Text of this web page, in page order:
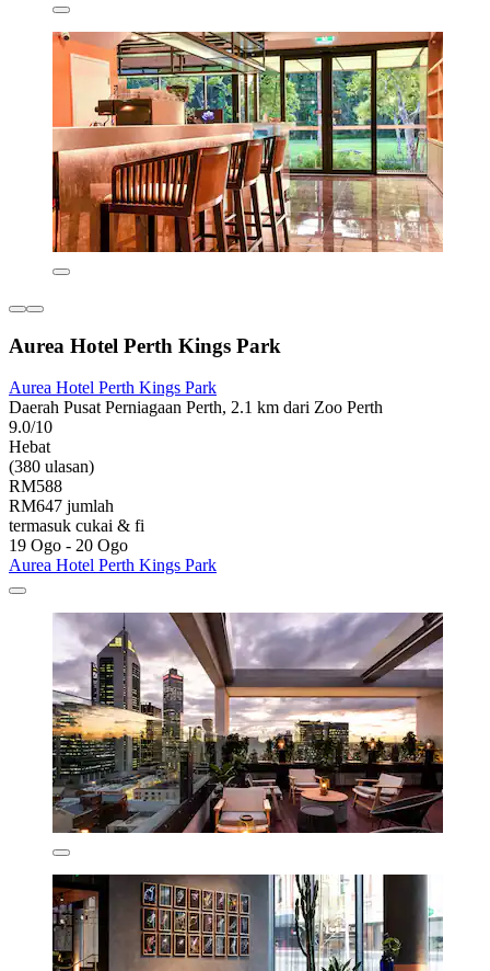
Aurea Hotel Perth Kings Park
Aurea Hotel Perth Kings Park
Daerah Pusat Perniagaan Perth, 2.1 km dari Zoo Perth
9.0/10
Hebat
(380 ulasan)
RM588
RM647 jumlah
termasuk cukai & fi
19 Ogo - 20 Ogo
Aurea Hotel Perth Kings Park